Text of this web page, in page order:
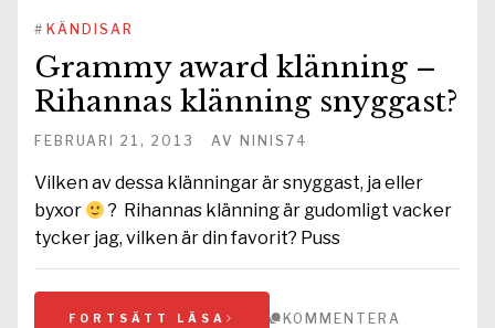
# KÄNDISAR
Grammy award klänning –
Rihannas klänning snyggast?
FEBRUARI 21, 2013 AV NINIS74
Vilken av dessa klänningar är snyggast, ja eller
byxor
? Rihannas klänning är gudomligt vacker
tycker jag, vilken är din favorit? Puss
FORTSÄTT LÄSA KOMMENTERA